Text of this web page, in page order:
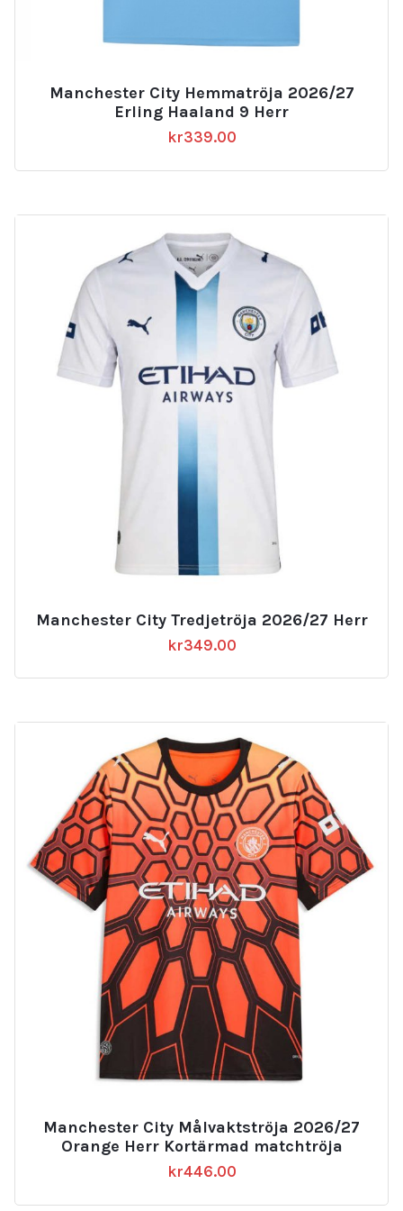
Manchester City Hemmatröja 2026/27
Erling Haaland 9 Herr
kr339.00
Manchester City Tredjetröja 2026/27 Herr
kr349.00
Manchester City Målvaktströja 2026/27
Orange Herr Kortärmad matchtröja
kr446.00